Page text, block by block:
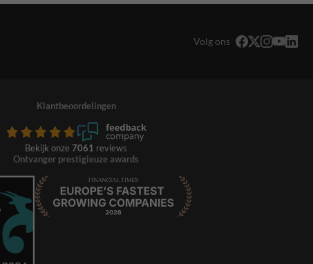
Volg ons
Klantbeoordelingen
Bekijk onze 7061 reviews
Ontvanger prestigieuze awards